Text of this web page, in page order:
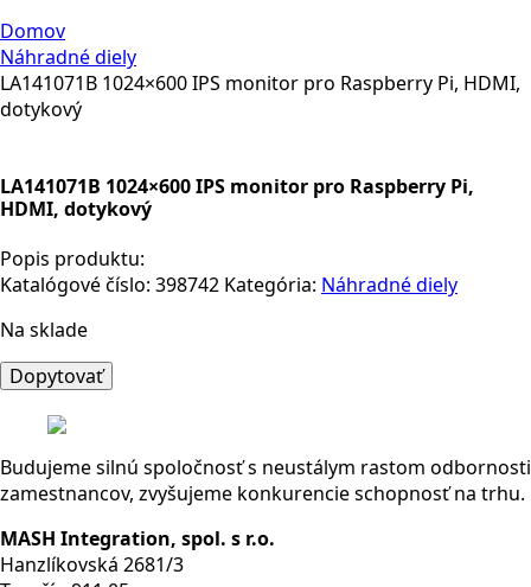
Domov
Náhradné diely
LA141071B 1024×600 IPS monitor pro Raspberry Pi, HDMI,
dotykový
LA141071B 1024×600 IPS monitor pro Raspberry Pi,
HDMI, dotykový
Popis produktu:
Katalógové číslo: 398742 Kategória: Náhradné diely
Na sklade
množstvo
1024x600
monitor
pro
Raspberry
Pi,
Dopytovať
Budujeme silnú spoločnosť s neustálym rastom odbornosti
zamestnancov, zvyšujeme konkurencie schopnosť na trhu.
MASH Integration, spol. s r.o.
Hanzlíkovská 2681/3